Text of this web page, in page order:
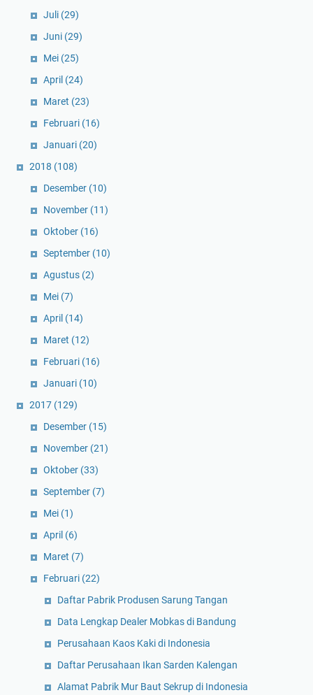
Juli (29)
Juni (29)
Mei (25)
April (24)
Maret (23)
Februari (16)
Januari (20)
2018 (108)
Desember (10)
November (11)
Oktober (16)
September (10)
Agustus (2)
Mei (7)
April (14)
Maret (12)
Februari (16)
Januari (10)
2017 (129)
Desember (15)
November (21)
Oktober (33)
September (7)
Mei (1)
April (6)
Maret (7)
Februari (22)
Daftar Pabrik Produsen Sarung Tangan
Data Lengkap Dealer Mobkas di Bandung
Perusahaan Kaos Kaki di Indonesia
Daftar Perusahaan Ikan Sarden Kalengan
Alamat Pabrik Mur Baut Sekrup di Indonesia